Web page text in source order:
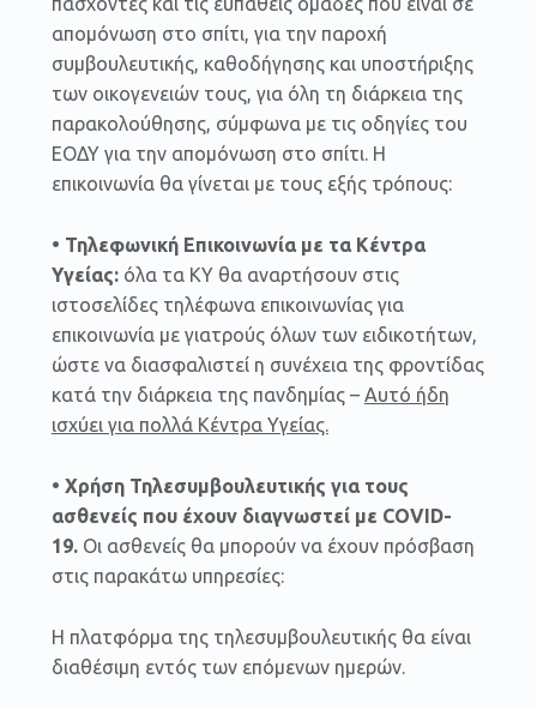
απομόνωση στο σπίτι, για την παροχή
συμβουλευτικής, καθοδήγησης και υποστήριξης
των οικογενειών τους, για όλη τη διάρκεια της
παρακολούθησης, σύμφωνα με τις οδηγίες του
ΕΟΔΥ για την απομόνωση στο σπίτι. Η
επικοινωνία θα γίνεται με τους εξής τρόπους:
• Τηλεφωνική Επικοινωνία με τα Κέντρα
Υγείας: όλα τα ΚΥ θα αναρτήσουν στις
ιστοσελίδες τηλέφωνα επικοινωνίας για
επικοινωνία με γιατρούς όλων των ειδικοτήτων,
ώστε να διασφαλιστεί η συνέχεια της φροντίδας
κατά την διάρκεια της πανδημίας – Αυτό ήδη
ισχύει για πολλά Κέντρα Υγείας.
• Χρήση Τηλεσυμβουλευτικής για τους
ασθενείς που έχουν διαγνωστεί με COVID-
19. Οι ασθενείς θα μπορούν να έχουν πρόσβαση
στις παρακάτω υπηρεσίες:
Η πλατφόρμα της τηλεσυμβουλευτικής θα είναι
διαθέσιμη εντός των επόμενων ημερών.